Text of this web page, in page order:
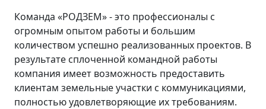
Команда «РОДЗЕМ» - это профессионалы с
огромным опытом работы и большим
количеством успешно реализованных проектов. В
результате сплоченной командной работы
компания имеет возможность предоставить
клиентам земельные участки с коммуникациями,
полностью удовлетворяющие их требованиям.